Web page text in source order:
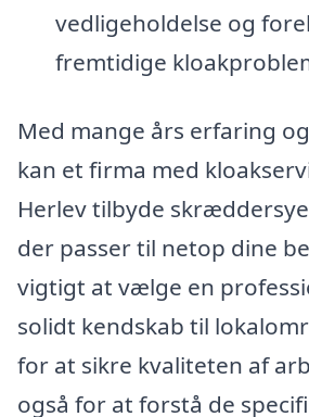
vedligeholdelse og
fremtidige
Med mange års erfaring
kan et firma med
Herlev tilbyde
der passer til netop dine
vigtigt at vælge en
solidt kendskab til
for at sikre kvaliteten af
også for at forstå de